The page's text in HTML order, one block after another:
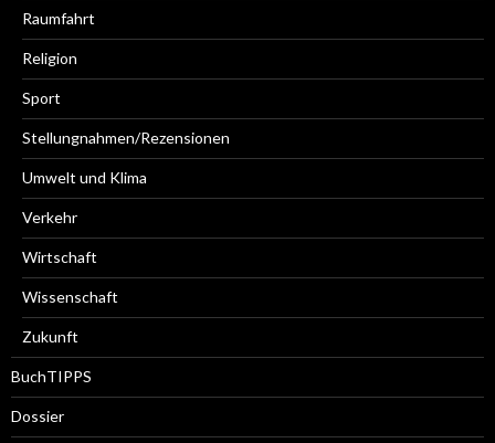
Raumfahrt
Religion
Sport
Stellungnahmen/Rezensionen
Umwelt und Klima
Verkehr
Wirtschaft
Wissenschaft
Zukunft
BuchTIPPS
Dossier